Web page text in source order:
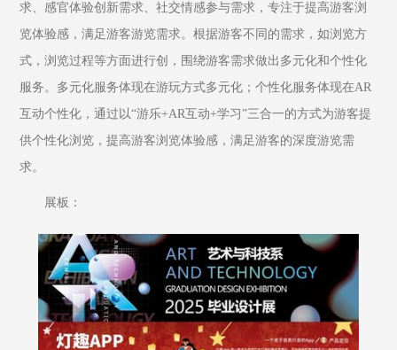
求、感官体验创新需求、社交情感参与需求，专注于提高游客浏
览体验感，满足游客游览需求。根据游客不同的需求，如浏览方
式，浏览过程等方面进行创，围绕游客需求做出多元化和个性化
服务。多元化服务体现在游玩方式多元化；个性化服务体现在AR
互动个性化，通过以“游乐+AR互动+学习”三合一的方式为游客提
供个性化浏览，提高游客浏览体验感，满足游客的深度游览需
求。
展板：